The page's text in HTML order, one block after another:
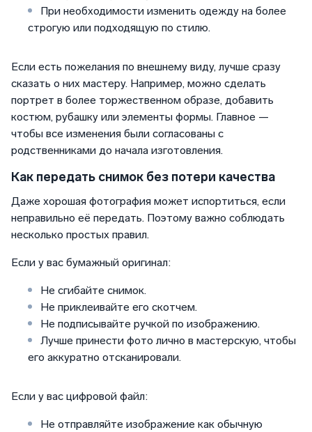
При необходимости изменить одежду на более
строгую или подходящую по стилю.
Если есть пожелания по внешнему виду, лучше сразу
сказать о них мастеру. Например, можно сделать
портрет в более торжественном образе, добавить
костюм, рубашку или элементы формы. Главное —
чтобы все изменения были согласованы с
родственниками до начала изготовления.
Как передать снимок без потери качества
Даже хорошая фотография может испортиться, если
неправильно её передать. Поэтому важно соблюдать
несколько простых правил.
Если у вас бумажный оригинал:
Не сгибайте снимок.
Не приклеивайте его скотчем.
Не подписывайте ручкой по изображению.
Лучше принести фото лично в мастерскую, чтобы
его аккуратно отсканировали.
Если у вас цифровой файл:
Не отправляйте изображение как обычную